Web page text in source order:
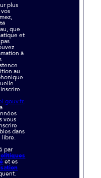
plus
que
et
à
au
.
vous
dans
libre.
par
et es